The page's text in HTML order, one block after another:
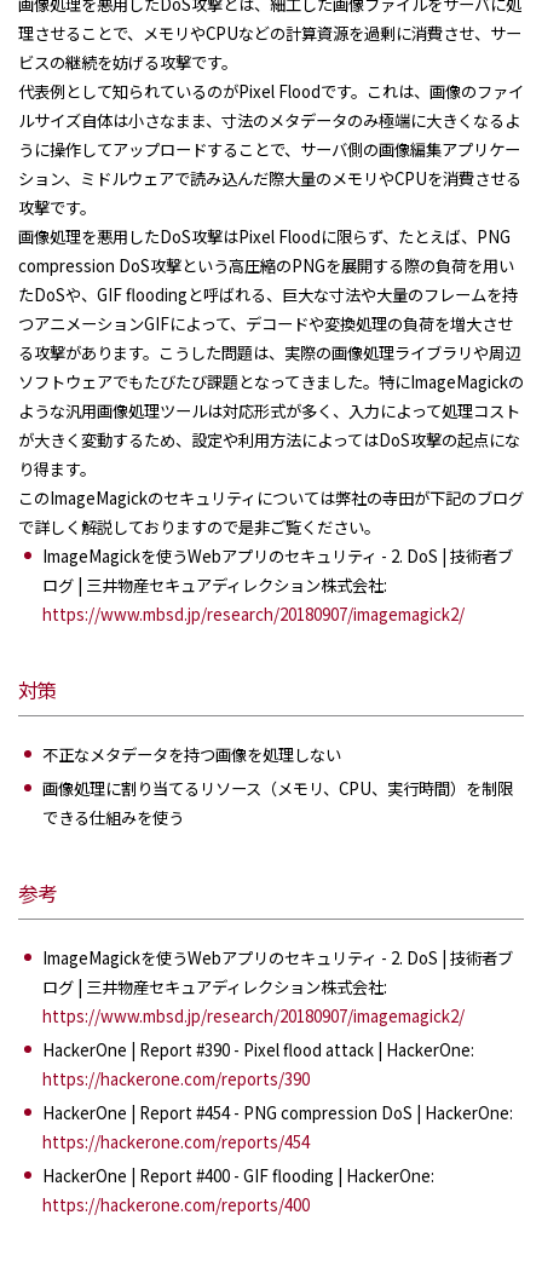
理させることで、メモリやCPUなどの計算資源を過剰に消費させ、サー
ビスの継続を妨げる攻撃です。
代表例として知られているのがPixel Floodです。これは、画像のファイ
ルサイズ自体は小さなまま、寸法のメタデータのみ極端に大きくなるよ
うに操作してアップロードすることで、サーバ側の画像編集アプリケー
ション、ミドルウェアで読み込んだ際大量のメモリやCPUを消費させる
攻撃です。
画像処理を悪用したDoS攻撃はPixel Floodに限らず、たとえば、PNG
compression DoS攻撃という高圧縮のPNGを展開する際の負荷を用い
たDoSや、GIF floodingと呼ばれる、巨大な寸法や大量のフレームを持
つアニメーションGIFによって、デコードや変換処理の負荷を増大させ
る攻撃があります。こうした問題は、実際の画像処理ライブラリや周辺
ソフトウェアでもたびたび課題となってきました。特にImageMagickの
ような汎用画像処理ツールは対応形式が多く、入力によって処理コスト
が大きく変動するため、設定や利用方法によってはDoS攻撃の起点にな
り得ます。
このImageMagickのセキュリティについては弊社の寺田が下記のブログ
で詳しく解説しておりますので是非ご覧ください。
ImageMagickを使うWebアプリのセキュリティ - 2. DoS | 技術者ブ
ログ | 三井物産セキュアディレクション株式会社:
https://www.mbsd.jp/research/20180907/imagemagick2/
対策
不正なメタデータを持つ画像を処理しない
画像処理に割り当てるリソース（メモリ、CPU、実行時間）を制限
できる仕組みを使う
参考
ImageMagickを使うWebアプリのセキュリティ - 2. DoS | 技術者ブ
ログ | 三井物産セキュアディレクション株式会社:
https://www.mbsd.jp/research/20180907/imagemagick2/
HackerOne | Report #390 - Pixel flood attack | HackerOne:
https://hackerone.com/reports/390
HackerOne | Report #454 - PNG compression DoS | HackerOne:
https://hackerone.com/reports/454
HackerOne | Report #400 - GIF flooding | HackerOne:
https://hackerone.com/reports/400